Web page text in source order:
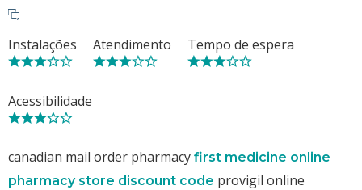
Instalações Atendimento Tempo de espera
Acessibilidade
canadian mail order pharmacy first medicine online
pharmacy store discount code provigil online